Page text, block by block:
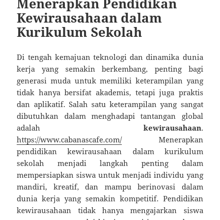
Kewirausahaan dalam
Kurikulum Sekolah
Di tengah kemajuan teknologi dan dinamika dunia
kerja yang semakin berkembang, penting bagi
generasi muda untuk memiliki keterampilan yang
tidak hanya bersifat akademis, tetapi juga praktis
dan aplikatif. Salah satu keterampilan yang sangat
dibutuhkan dalam menghadapi tantangan global
adalah kewirausahaan.
https://www.cabanascafe.com/Menerapkan
pendidikan kewirausahaan dalam kurikulum
sekolah menjadi langkah penting dalam
mempersiapkan siswa untuk menjadi individu yang
mandiri, kreatif, dan mampu berinovasi dalam
dunia kerja yang semakin kompetitif. Pendidikan
kewirausahaan tidak hanya mengajarkan siswa